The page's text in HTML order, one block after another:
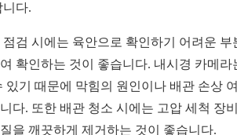
니다.
점검 시에는 육안으로 확인하기 어려운
확인하는 것이 좋습니다. 내시경 카메
있기 때문에 막힘의 원인이나 배관 손상
다. 또한 배관 청소 시에는 고압 세척 장
을 깨끗하게 제거하는 것이 좋습니다.